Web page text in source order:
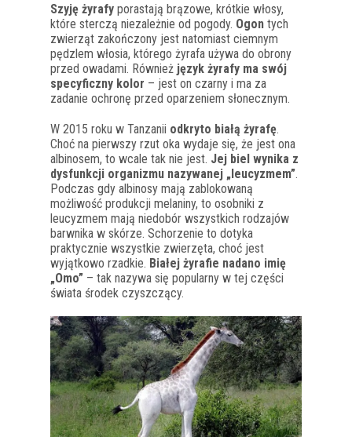
Szyję żyrafy porastają brązowe, krótkie włosy,
które sterczą niezależnie od pogody. Ogon tych
zwierząt zakończony jest natomiast ciemnym
pędzlem włosia, którego żyrafa używa do obrony
przed owadami. Również język żyrafy ma swój
specyficzny kolor – jest on czarny i ma za
zadanie ochronę przed oparzeniem słonecznym.
W 2015 roku w Tanzanii odkryto białą żyrafę.
Choć na pierwszy rzut oka wydaje się, że jest ona
albinosem, to wcale tak nie jest. Jej biel wynika z
dysfunkcji organizmu nazywanej „leucyzmem”.
Podczas gdy albinosy mają zablokowaną
możliwość produkcji melaniny, to osobniki z
leucyzmem mają niedobór wszystkich rodzajów
barwnika w skórze. Schorzenie to dotyka
praktycznie wszystkie zwierzęta, choć jest
wyjątkowo rzadkie. Białej żyrafie nadano imię
„Omo” – tak nazywa się popularny w tej części
świata środek czyszczący.